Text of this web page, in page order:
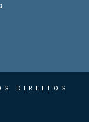
DIREITOS